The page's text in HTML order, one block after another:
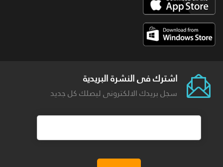
اشترك فى النشرة البريدية
سجل بريدك الالكترونى ليصلك كل جديد